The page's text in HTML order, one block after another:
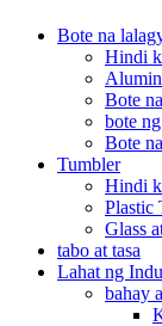
Bote na
Hindi
Bote
bote
Bote
Tumbler
Hindi
Plastic
Glass
tabo at tasa
Lahat ng
bahay